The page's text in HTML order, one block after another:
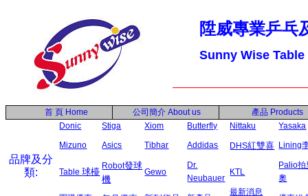
陞威專業乒乓
Sunny Wise
首 頁 Home 公司簡介 About us 產品 Products
品牌及分
類:
Donic Stiga Xiom Butterfly Nittaku
Yasaka
Mizuno
Asics Tibhar Addidas DHS紅雙喜 Lining
Table球檯
Robot發球
機
Gewo
Dr.
Neubauer
KTL
Palio拍
奧
最新消息